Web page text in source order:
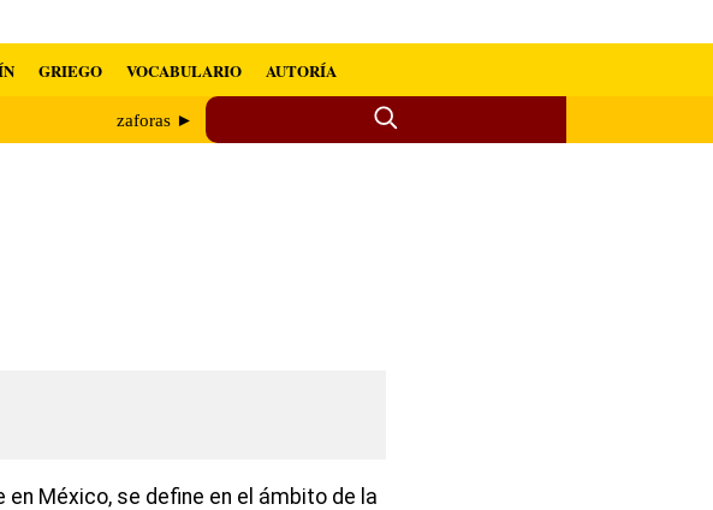
GRIEGO VOCABULARIO AUTORÍA
zaforas ►
México, se define en el ámbito de la